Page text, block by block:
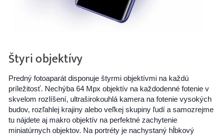
Štyri objektívy
Predný fotoaparát disponuje štyrmi objektívmi na každú
príležitosť. Nechýba 64 Mpx objektív na každodenné fotenie v
skvelom rozlíšení, ultraširokouhlá kamera na fotenie vysokých
budov, rozľahlej krajiny alebo veľkej skupiny ľudí a samozrejme
tu nájdete aj makro objektív na perfektné zachytenie
miniatúrnych objektov. Na portréty je nachystaný hĺbkový